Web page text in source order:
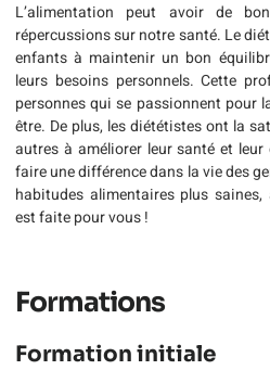
L’alimentation peut avoir de
répercussions sur notre santé. Le
enfants à maintenir un bon
leurs besoins personnels. Cette
personnes qui se passionnent pour
être. De plus, les diététistes ont la
autres à améliorer leur santé et
faire une différence dans la vie des
habitudes alimentaires plus
est faite pour vous !
Formations
Formation initiale